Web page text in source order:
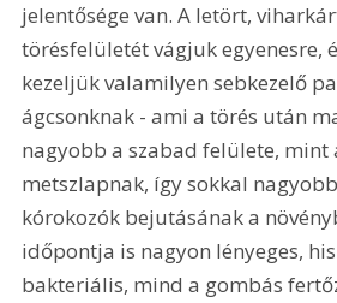
jelentősége van. A letört,
törésfelületét vágjuk egyenesre,
kezeljük valamilyen sebkezelő
ágcsonknak - ami a törés után
nagyobb a szabad felülete, mint
metszlapnak, így sokkal
kórokozók bejutásának a
időpontja is nagyon lényeges,
bakteriális, mind a gombás